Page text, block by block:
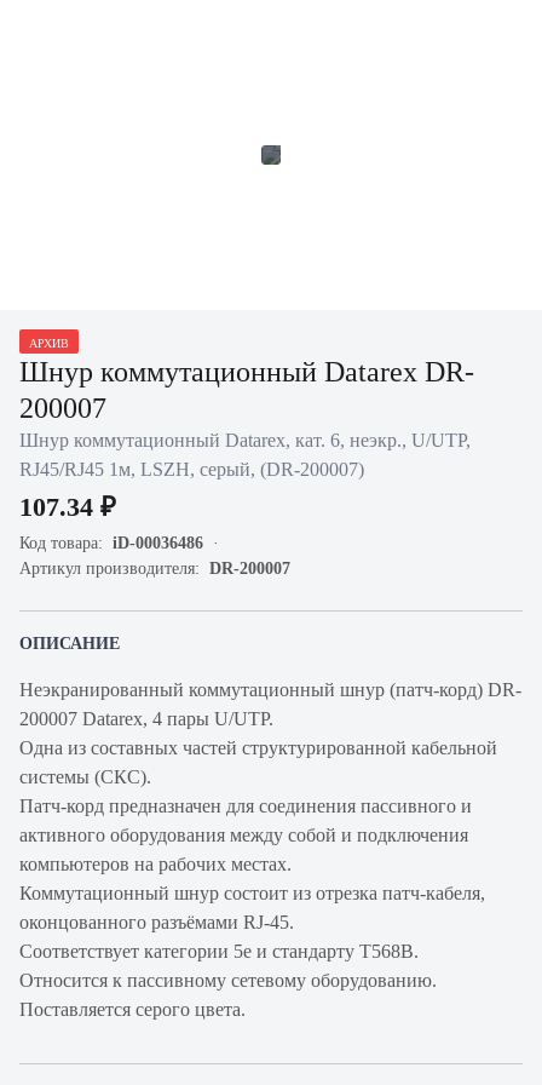
АРХИВ
Шнур коммутационный Datarex DR-
200007
Шнур коммутационный Datarex, кат. 6, неэкр., U/UTP,
RJ45/RJ45 1м, LSZH, серый, (DR-200007)
107.34 ₽
Код товара: iD-00036486
Артикул производителя: DR-200007
ОПИСАНИЕ
Неэкранированный коммутационный шнур (патч-корд) DR-
200007 Datarex, 4 пары U/UTP.
Одна из составных частей структурированной кабельной
системы (СКС).
Патч-корд предназначен для соединения пассивного и
активного оборудования между собой и подключения
компьютеров на рабочих местах.
Коммутационный шнур состоит из отрезка патч-кабеля,
оконцованного разъёмами RJ-45.
Соответствует категории 5e и стандарту T568B.
Относится к пассивному сетевому оборудованию.
Поставляется серого цвета.